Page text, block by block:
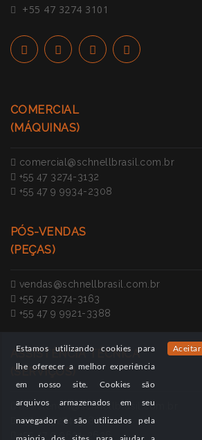
+55 47 3274 3101
COMERCIAL
(MÁQUINAS)
comercial@schnellbrasil.com.br
+55 47 3274-3132
+55 47 9 9934-2308
PÓS-VENDAS
(PEÇAS)
vendas@schnellbrasil.com.br
+55 47 3274-3163
+55 47 9 9921-3388
ASSISTÊNCIA TÉCNICA
(SERVIÇOS)
assistencia@schnellbrasil.com.br
+55 47 3274-3180
+55 47 9 9631-2626
Estamos utilizando cookies para
lhe oferecer a melhor experiência
em nosso site. Cookies são
arquivos armazenados em seu
navegador e são utilizados pela
Aceitar